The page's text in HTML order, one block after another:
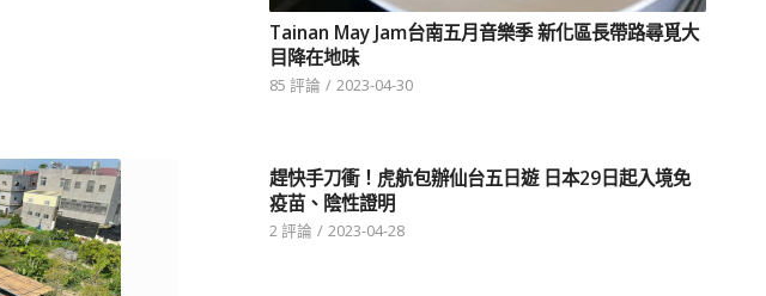
Tainan May Jam台南五月音樂季 新化區長帶路尋覓大
目降在地味
85 評論 / 2023-04-30
趕快手刀衝！虎航包辦仙台五日遊 日本29日起入境免
疫苗、陰性證明
2 評論 / 2023-04-28